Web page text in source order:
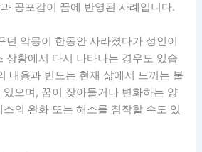
공포감이 꿈에 반영된 사례입니다.
던 악몽이 한동안 사라졌다가 성인이
상황에서 다시 나타나는 경우도 있습
내용과 빈도는 현재 삶에서 느끼는 불
으며, 꿈이 잦아들거나 변화하는 양
의 완화 또는 해소를 짐작할 수도 있